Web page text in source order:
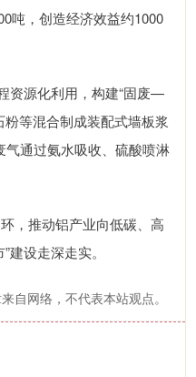
吨，创造经济效益约1000
资源化利用，构建“固废—
等混合制成装配式墙板浆
通过氨水吸收、硫酸喷淋
，推动铝产业向低碳、高
设走深走实。
自网络，不代表本站观点。